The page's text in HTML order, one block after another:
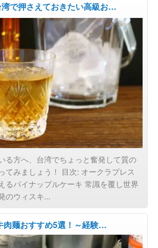
湾で押さえておきたい高級お…
る方へ、台湾でちょっと奮発して質の
てみましょう！ 目次: オークラプレス
るパイナップルケーキ 常識を覆し世界
のウィスキ...
肉麺おすすめ5選！～経験…